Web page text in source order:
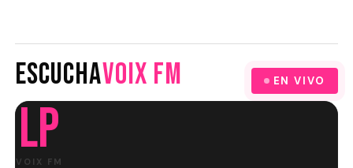
ESCUCHAVOIX FM EN VIVO
LP
VOIX FM